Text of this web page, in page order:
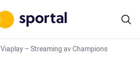
Viaplay – Streaming av Champions